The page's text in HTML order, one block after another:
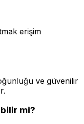
erişim
ve güvenilir
mi?